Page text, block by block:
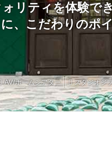
リティを体験で
、こだわりのポ
AV/ホームシアター スタジオジ